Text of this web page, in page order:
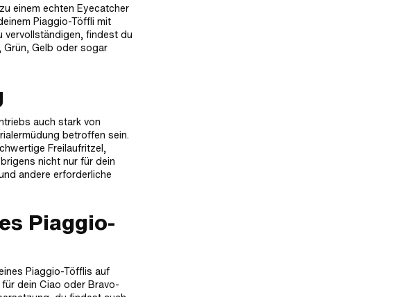
einem echten Eyecatcher
Piaggio-Töffli mit
vervollständigen, findest du
Gelb oder sogar
auch stark von
betroffen sein.
Freilaufritzel,
nicht nur für dein
andere erforderliche
Piaggio-
Piaggio-Töfflis auf
dein Ciao oder Bravo-